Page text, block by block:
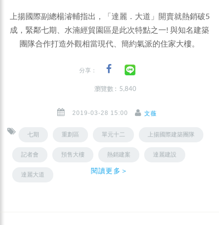
上揚國際副總楊濬輔指出，「達麗．大道」開賣就熱銷破5
成，緊鄰七期、水湳經貿園區是此次特點之一! 與知名建築
團隊合作打造外觀相當現代、簡約氣派的住家大樓。
分享：
瀏覽數 : 5,840
2019-03-28 15:00 文薇
七期 重劃區 單元十二 上揚國際建築團隊
記者會 預售大樓 熱銷建案 達麗建設
達麗大道 閱讀更多＞